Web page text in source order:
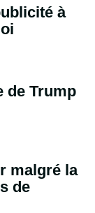
à
de Trump
malgré la
de